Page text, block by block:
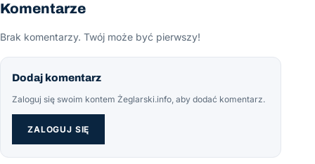
Komentarze
Brak komentarzy. Twój może być pierwszy!
Dodaj komentarz
Zaloguj się swoim kontem Żeglarski.info, aby dodać komentarz.
ZALOGUJ SIĘ